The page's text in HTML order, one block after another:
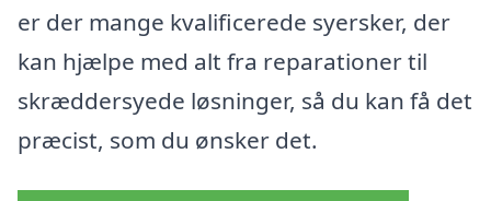
er der mange kvalificerede syersker, der
kan hjælpe med alt fra reparationer til
skræddersyede løsninger, så du kan få det
præcist, som du ønsker det.